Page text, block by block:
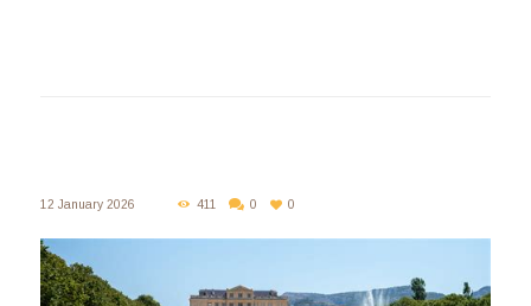
12 January 2026 411 0 0